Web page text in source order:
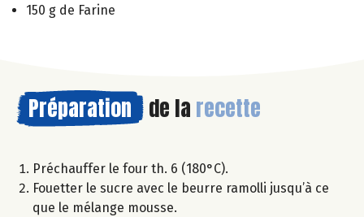
150 g de Farine
Préparation de la recette
Préchauffer le four th. 6 (180°C).
Fouetter le sucre avec le beurre ramolli jusqu’à ce
que le mélange mousse.